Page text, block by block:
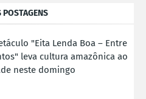
POSTAGENS
"Eita Lenda Boa – Entre
leva cultura amazônica ao
neste domingo